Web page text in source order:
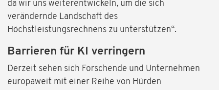
da wir uns weiterentwickeln, um die sich
verändernde Landschaft des
Höchstleistungsrechnens zu unterstützen“.
Barrieren für KI verringern
Derzeit sehen sich Forschende und Unternehmen
europaweit mit einer Reihe von Hürden